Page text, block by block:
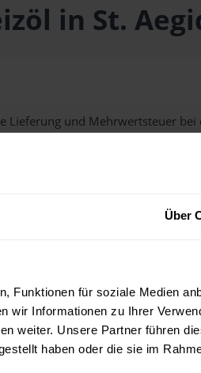
Über
Funktionen für soziale Medien
wir Informationen zu Ihrer
weiter. Unsere Partner führen
haben oder die sie im
in St.
Lieferung und Mehrwertsteuer